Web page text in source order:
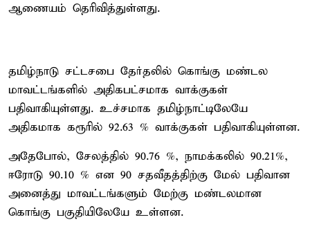
ஆணையம் தெரிவித்துள்ளது.
தமிழ்நாடு சட்டசபை தேர்தலில் கொங்கு மண்டல
மாவட்டங்களில் அதிகபட்சமாக வாக்குகள்
பதிவாகியுள்ளது. உச்சமாக தமிழ்நாட்டிலேயே
அதிகமாக கரூரில் 92.63 % வாக்குகள் பதிவாகியுள்ளன.
அதேபோல், சேலத்தில் 90.76 %, நாமக்கலில் 90.21%,
ஈரோடு 90.10 % என 90 சதவீதத்திற்கு மேல் பதிவான
அனைத்து மாவட்டங்களும் மேற்கு மண்டலமான
கொங்கு பகுதியிலேயே உள்ளன.